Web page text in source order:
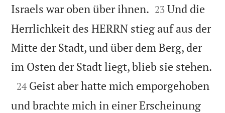
Israels war oben über ihnen. 

23 Und die
Herrlichkeit des HERRN stieg auf aus der
Mitte der Stadt, und über dem Berg, der
im Osten der Stadt liegt, blieb sie stehen.

24 Geist aber hatte mich emporgehoben
und brachte mich in einer Erscheinung